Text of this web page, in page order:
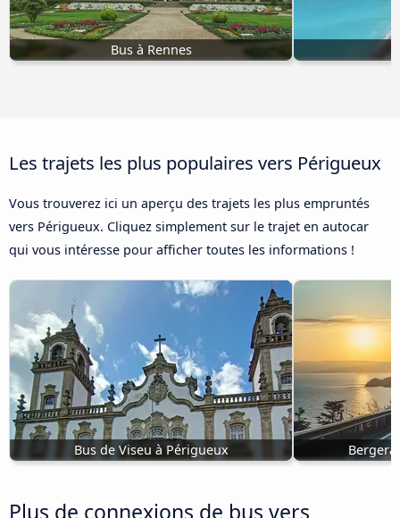
Bus à Rennes
Les trajets les plus populaires vers Périgueux
Vous trouverez ici un aperçu des trajets les plus empruntés
vers Périgueux. Cliquez simplement sur le trajet en autocar
qui vous intéresse pour afficher toutes les informations !
Bus de Viseu à Périgueux
Plus de connexions de bus vers